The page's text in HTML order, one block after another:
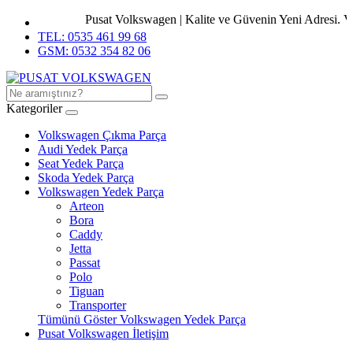
Pusat Volkswagen | Kalite ve Güvenin Yeni Adresi.
TEL: 0535 461 99 68
GSM: 0532 354 82 06
Kategoriler
Volkswagen Çıkma Parça
Audi Yedek Parça
Seat Yedek Parça
Skoda Yedek Parça
Volkswagen Yedek Parça
Arteon
Bora
Caddy
Jetta
Passat
Polo
Tiguan
Transporter
Tümünü Göster Volkswagen Yedek Parça
Pusat Volkswagen İletişim